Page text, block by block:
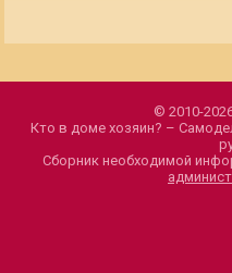
© 2010-
Кто в доме хозяин? –
Сборник необходимой